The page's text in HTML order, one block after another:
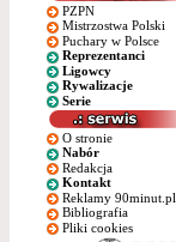
PZPN
Mistrzostwa Polski
Puchary w Polsce
Reprezentanci
Ligowcy
Rywalizacje
Serie
O stronie
Nabór
Redakcja
Kontakt
Reklamy 90minut.pl
Bibliografia
Pliki cookies